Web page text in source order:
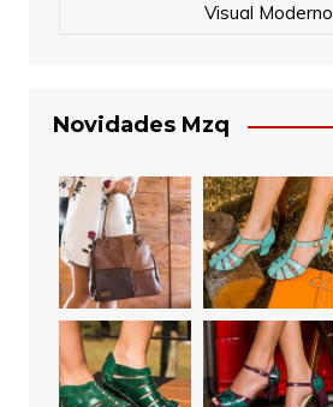
Visual Moderno
Novidades Mzq